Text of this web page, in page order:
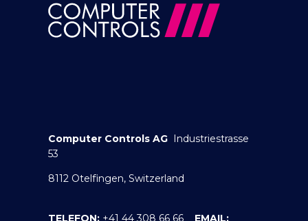
Computer Controls AG Industriestrasse
53
8112 Otelfingen, Switzerland
TELEFON: +41 44 308 66 66 EMAIL: